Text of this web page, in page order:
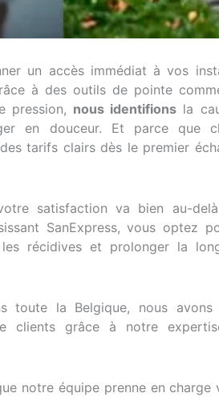
un accès immédiat à vos
à des outils de pointe
pression, nous identifions la
en douceur. Et parce que
des tarifs clairs dès le premier
satisfaction va bien au-delà
SanExpress, vous optez
récidives et prolonger la
toute la Belgique, nous avons
clients grâce à notre
notre équipe prenne en charge